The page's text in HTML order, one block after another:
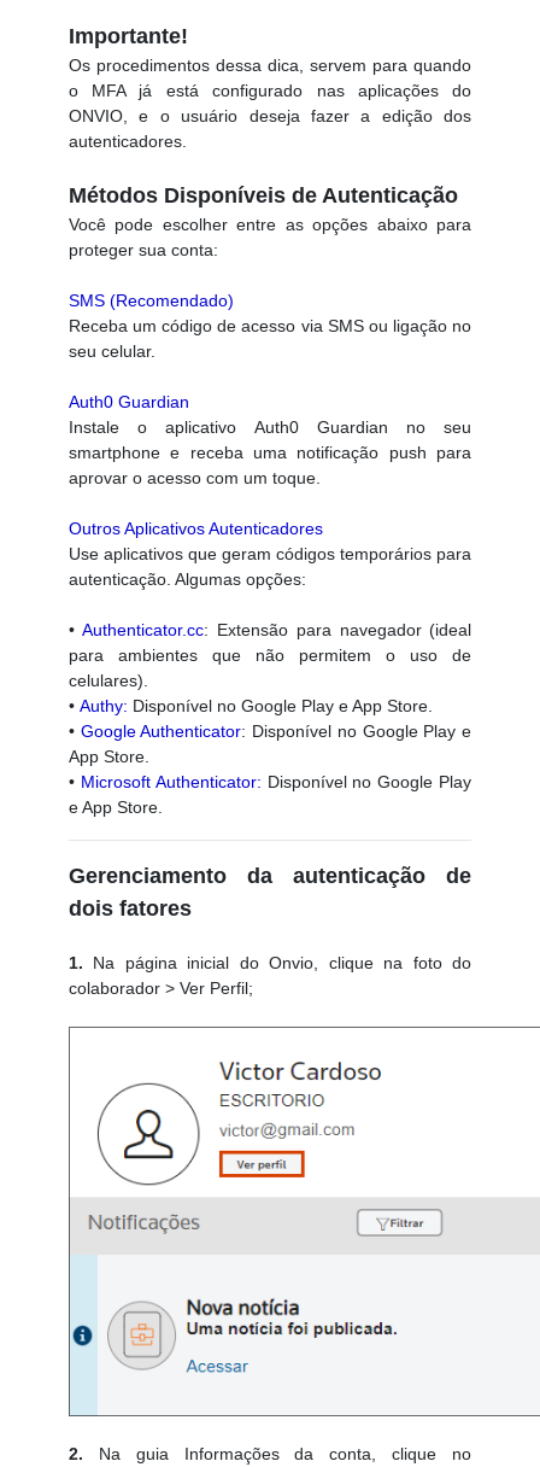
Importante!
Os procedimentos dessa dica, servem para quando
o MFA já está configurado nas aplicações do
ONVIO, e o usuário deseja fazer a edição dos
autenticadores.
Métodos Disponíveis de Autenticação
Você pode escolher entre as opções abaixo para
proteger sua conta:
SMS (Recomendado)
Receba um código de acesso via SMS ou ligação no
seu celular.
Auth0 Guardian
Instale o aplicativo Auth0 Guardian no seu
smartphone e receba uma notificação push para
aprovar o acesso com um toque.
Outros Aplicativos Autenticadores
Use aplicativos que geram códigos temporários para
autenticação. Algumas opções:
•Authenticator.cc: Extensão para navegador (ideal
para ambientes que não permitem o uso de
celulares).
• Authy: Disponível no Google Play e App Store.
• Google Authenticator: Disponível no Google Play e
App Store.
• Microsoft Authenticator: Disponível no Google Play
e App Store.
Gerenciamento da autenticação de
dois fatores
1. Na página inicial do Onvio, clique na foto do
colaborador > Ver Perfil;
2. Na guia Informações da conta, clique no